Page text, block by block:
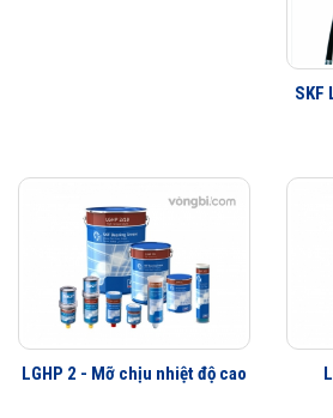
SKF
LGHP 2 - Mỡ chịu nhiệt độ cao